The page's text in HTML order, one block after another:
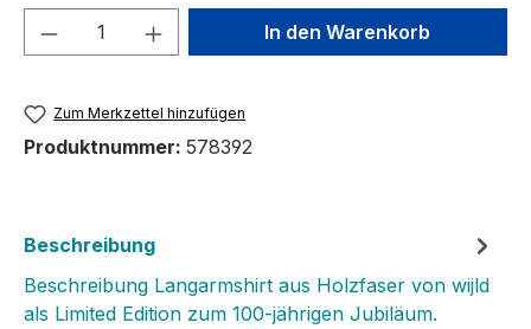
Produkt Anzahl: Gib denIn den Warenkorb
Zum Merkzettel hinzufügen
Produktnummer: 578392
Beschreibung
Beschreibung Langarmshirt aus Holzfaser von wijld
als Limited Edition zum 100-jährigen Jubiläum.